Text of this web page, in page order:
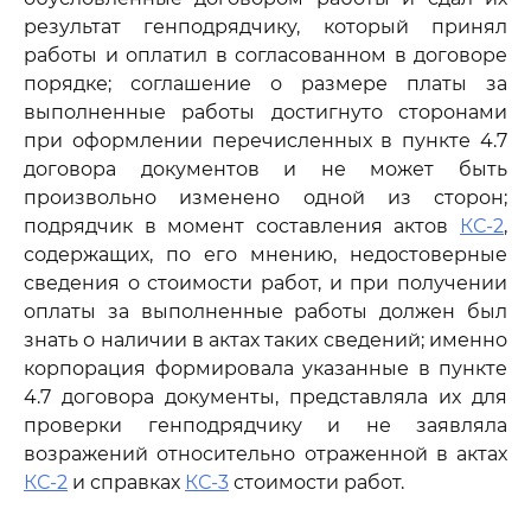
результат генподрядчику, который принял
работы и оплатил в согласованном в договоре
порядке; соглашение о размере платы за
выполненные работы достигнуто сторонами
при оформлении перечисленных в пункте 4.7
договора документов и не может быть
произвольно изменено одной из сторон;
подрядчик в момент составления актов
КС-2,
содержащих, по его мнению, недостоверные
сведения о стоимости работ, и при получении
оплаты за выполненные работы должен был
знать о наличии в актах таких сведений; именно
корпорация формировала указанные в пункте
4.7 договора документы, представляла их для
проверки генподрядчику и не заявляла
возражений относительно отраженной в актах
КС-2 и справках КС-3 стоимости работ.